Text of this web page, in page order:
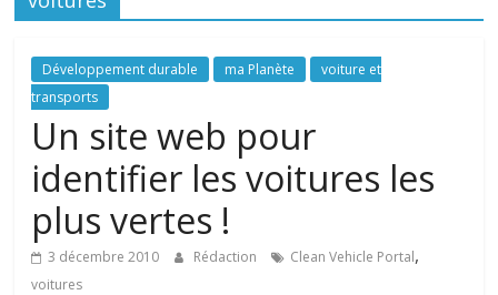
La
de
toute
famille
Développement durable ma Planète
voiture et
transports
Un site web pour
identifier les voitures les
plus vertes !
3 décembre 2010 Rédaction Clean Vehicle Portal,
voitures